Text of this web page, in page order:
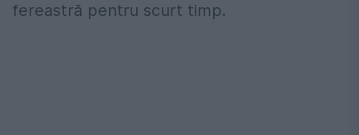
fereastră pentru scurt timp.